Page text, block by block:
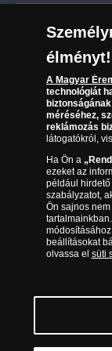
Kézbesítés
Reklamáció
Visszaküldés
Elállási űrlap
Karrier
Sütik (cookies)
Süti (cookies)
Társaságunkról
Az érmék és
Gyakran
Adatkezelés
06 80
(díjmentesen
óra között,
Magyar
957944,
élményt!
A Magyar
technológiát
méréséhez,
reklámozás
látogatókról,
Ha Ön a
ezeket az
például
szabályzatot,
Ön sajnos
módosításához
beállításokat
olvassa el süti